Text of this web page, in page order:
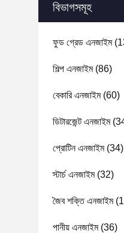
বিভাগসমূহ
ফুড গ্রেড এনজাইম
শিল্প এনজাইম(86)
বেকারি এনজাইম(60)
ডিটারজেন্ট এনজাইম
প্রোটিন এনজাইম(34)
স্টার্চ এনজাইম(32)
জৈব শক্তি এনজাইম
পানীয় এনজাইম(36)